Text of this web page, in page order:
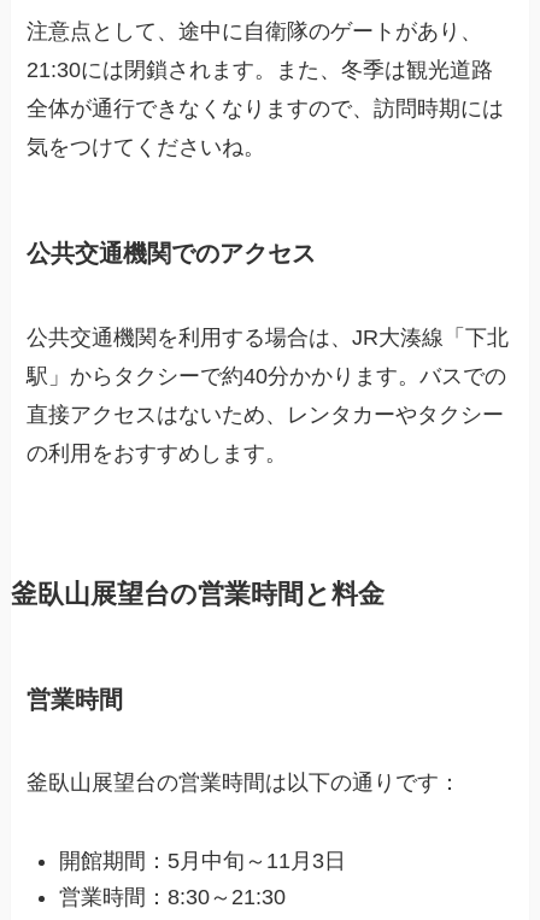
注意点として、途中に自衛隊のゲートがあり、
21:30には閉鎖されます。また、冬季は観光道路
全体が通行できなくなりますので、訪問時期には
気をつけてくださいね。
公共交通機関でのアクセス
公共交通機関を利用する場合は、JR大湊線「下北
駅」からタクシーで約40分かかります。バスでの
直接アクセスはないため、レンタカーやタクシー
の利用をおすすめします。
釜臥山展望台の営業時間と料金
営業時間
釜臥山展望台の営業時間は以下の通りです：
開館期間：5月中旬～11月3日
営業時間：8:30～21:30